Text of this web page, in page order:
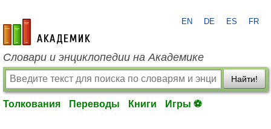
academic.ru
EN DE ES FR
Словари и энциклопедии на Академике
Найти!
Толкования Переводы Книги Игры ⚽